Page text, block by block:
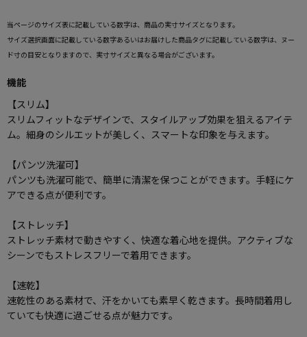
当ページのサイズ表に記載している数字は、商品の実寸サイズとなります。
サイズ選択画面に記載している数字あるいはお届けした商品タグに記載している数字は、ヌー
ド寸の目安となりますので、実寸サイズと異なる場合がございます。
機能
【スリム】
スリムフィットなデザインで、スタイルアップ効果を狙えるアイテ
ム。細身のシルエットが美しく、スマートな印象を与えます。
【パンツ洗濯可】
パンツも洗濯可能で、簡単に清潔を保つことができます。手軽にケ
アできる点が便利です。
【ストレッチ】
ストレッチ素材で動きやすく、快適な着心地を提供。アクティブな
シーンでもストレスフリーで着用できます。
【速乾】
速乾性のある素材で、汗をかいても素早く乾きます。長時間着用し
ていても快適に過ごせる点が魅力です。